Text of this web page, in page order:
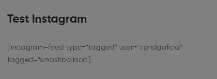
Test Instagram
[instagram-feed type="tagged" user="cphdgalicia"
tagged="smashballoon"]